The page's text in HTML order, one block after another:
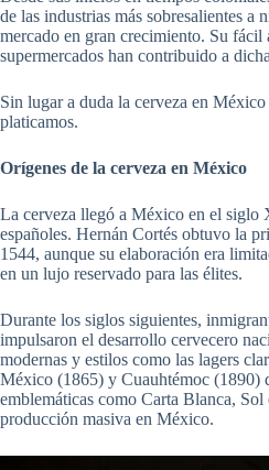
de las industrias más sobresalientes a
mercado en gran crecimiento. Su fácil
supermercados han contribuido a
Sin lugar a duda la cerveza en
platicamos.
Orígenes de la cerveza en México
La cerveza llegó a México en el siglo
españoles. Hernán Cortés obtuvo la
1544, aunque su elaboración era
en un lujo reservado para las élites.
Durante los siglos siguientes,
impulsaron el desarrollo cervecero
modernas y estilos como las lagers
México (1865) y Cuauhtémoc (1890)
emblemáticas como Carta Blanca,
producción masiva en México.